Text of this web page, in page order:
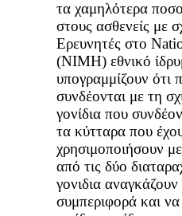
τα χαμηλότερα
στους ασθενείς με
Eρευνητές στο
(NIMH) εθνικό
υπογραμμίζουν ότι
συνδέονται με τη
γονίδια που
τα κύτταρα που
χρησιμοποιήσουν
από τις δύο
γονιδια
συμπεριφορά και